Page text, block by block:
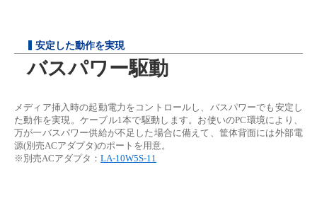
安定した動作を実現
バスパワー駆動
メディア挿入時の起動電力をコントロールし、バスパワーでも安定し
た動作を実現。ケーブル1本で駆動します。お使いのPC環境により、
万が一バスパワー供給が不足した場合に備えて、筐体背面には外部電
源(別売ACアダプタ)のポートを用意。
※別売ACアダプタ： LA-10W5S-11